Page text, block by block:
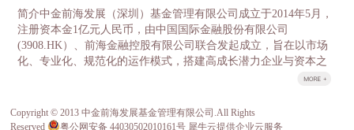
亿。不仅获得证券时报评选的2016年最具成长性创投
机构称号，中金前海董事总经理胡祺昊也获得了2016
年最佳新锐投资人的称号，所投项目多次入选清科、
投中等行业领先排名。其股东中金公司和前海金控分
别管理着国家新兴产业创业投资引导基金、成都前海
情况，确保基金稳健运作。设立产业投资基金是一项
重大改革和创新工作，对于更好发挥财政资金对社会
资金的引导作用，充分发挥市场在资源配置中的决定
性作用，优化财政资金支持方式，顺利推进重点产业
关于我们
简介中金前海发展（深圳）基金管理有限公司成立于2014年5月，
注册资本金1亿元人民币，由中国国际金融股份有限公司
(3908.HK）、前海金融控股有限公司联合发起成立，旨在以市场
化、专业化、规范化的运作模式，搭建高成长潜力企业与资本之
间的桥梁。 荣誉公司于2014年底荣获由深圳市前海管理局、前海
Copyright © 2013 中金前海发展基金管理有限公司.All Rights
Reserved
粤公网安备 44030502010161号 犀牛云提供企业云服务